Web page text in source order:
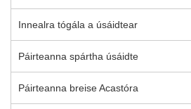
Innealra tógála a úsáidtear
Páirteanna spártha úsáidte
Páirteanna breise Acastóra